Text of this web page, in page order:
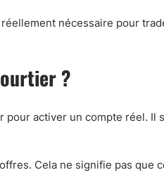
nécessaire pour
?
activer un compte réel. Il
Cela ne signifie pas que